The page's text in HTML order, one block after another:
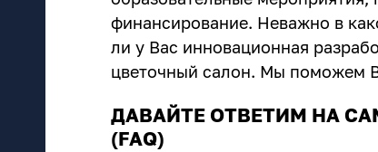
финансирование. Неважно в
ли у Вас инновационная
цветочный салон. Мы поможем
ДАВАЙТЕ ОТВЕТИМ НА
(FAQ)